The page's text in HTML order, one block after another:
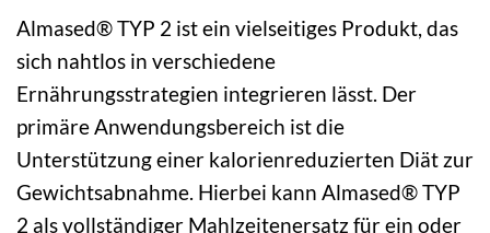
Almased® TYP 2 ist ein vielseitiges Produkt, das
sich nahtlos in verschiedene
Ernährungsstrategien integrieren lässt. Der
primäre Anwendungsbereich ist die
Unterstützung einer kalorienreduzierten Diät zur
Gewichtsabnahme. Hierbei kann Almased® TYP
2 als vollständiger Mahlzeitenersatz für ein oder